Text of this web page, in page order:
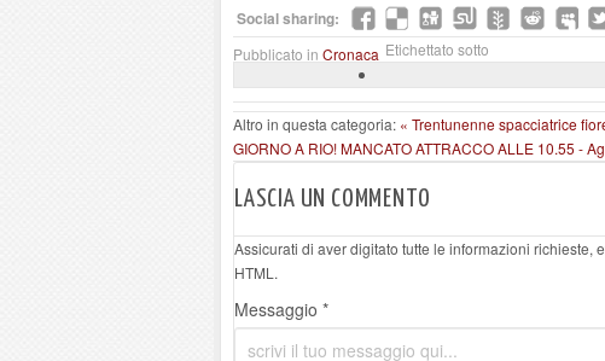
Social sharing:
Pubblicato in Cronaca Etichettato sotto
Altro in questa categoria: « Trentunenne spacciatrice
GIORNO A RIO! MANCATO ATTRACCO ALLE 10.55 -
LASCIA UN COMMENTO
Assicurati di aver digitato tutte le informazioni richieste,
HTML.
Messaggio *